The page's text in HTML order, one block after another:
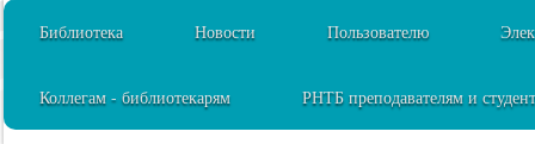
Библиотека Новости Пользователю
Коллегам - библиотекарям РНТБ преподавателям и